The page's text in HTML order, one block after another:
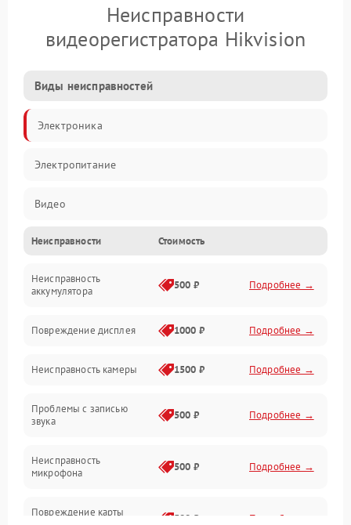
Неисправности
видеорегистратора Hikvision
Виды неисправностей
Электроника
Электропитание
Видео
Запись
Механические повреждения
Неисправности Стоимость
Неисправность
аккумулятора
500 ₽ Подробнее →
Повреждение дисплея 1000 ₽ Подробнее →
Неисправность камеры 1500 ₽ Подробнее →
Проблемы с записью
звука
500 ₽ Подробнее →
Неисправность
микрофона
500 ₽ Подробнее →
Повреждение карты
500 ₽ Подробнее →